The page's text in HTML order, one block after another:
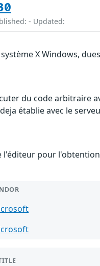
- Updated:
X Windows,
du code arbitraire
établie avec le
l'éditeur pour